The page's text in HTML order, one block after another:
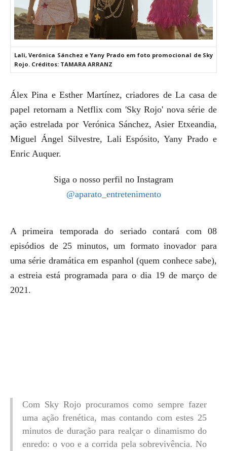
Lali, Verónica Sánchez e Yany Prado em foto promocional de Sky
Rojo. Créditos: TAMARA ARRANZ
Álex Pina e Esther Martínez, criadores de La casa de
papel retornam a Netflix com 'Sky Rojo' nova série de
ação estrelada por Verónica Sánchez, Asier Etxeandia,
Miguel Ángel Silvestre, Lali Espósito, Yany Prado e
Enric Auquer.
Siga o nosso perfil no Instagram
@aparato_entretenimento
A primeira temporada do seriado contará com 08
episódios de 25 minutos, um formato inovador para
uma série dramática em espanhol (quem conhece sabe),
a estreia está programada para o dia 19 de março de
2021.
Com Sky Rojo procuramos como sempre fazer
uma ação frenética, mas contando com estes 25
minutos de duração para realçar o dinamismo do
enredo: o voo e a corrida pela sobrevivência. No